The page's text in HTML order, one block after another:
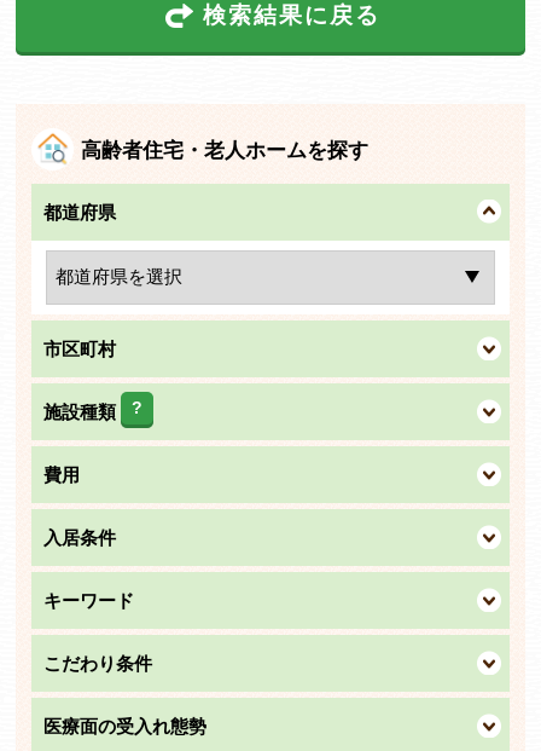
検索結果に戻る
高齢者住宅・老人ホームを探す
都道府県
市区町村
施設種類 ?
費用
入居条件
キーワード
こだわり条件
医療面の受入れ態勢